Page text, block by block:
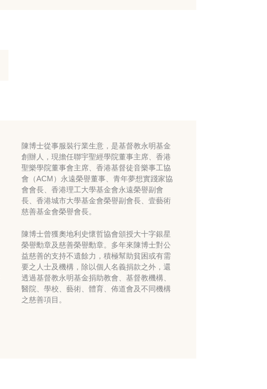
陳博士從事服裝行業生意，是基督教永明基金
創辦人，現擔任聯宇聖經學院董事主席、香港
聖樂學院董事會主席、香港基督徒音樂事工協
會（ACM）永遠榮譽董事、青年夢想實踐家協
會會長、香港理工大學基金會永遠榮譽副會
長、香港城市大學基金會榮譽副會長、壹藝術
慈善基金會榮譽會長。
陳博士曾獲奧地利史懷哲協會頒授大十字銀星
榮譽勳章及慈善榮譽勳章。多年來陳博士對公
益慈善的支持不遺餘力，積極幫助貧困或有需
要之人士及機構，除以個人名義捐款之外，還
透過基督教永明基金捐助教會、基督教機構、
醫院、學校、藝術、體育、佈道會及不同機構
之慈善項目。